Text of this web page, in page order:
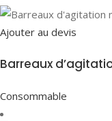
Ajouter au devis
Barreaux
Consommable